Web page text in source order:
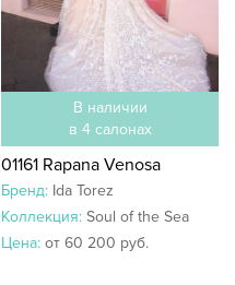
В наличии
в 4 салонах
01161 Rapana Venosa
Бренд: Ida Torez
Коллекция: Soul of the Sea
Цена: от 60 200 руб.